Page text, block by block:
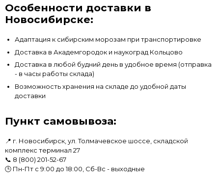
Особенности доставки в
Новосибирске:
Адаптация к сибирским морозам при транспортировке
Доставка в Академгородок и наукоград Кольцово
Доставка в любой будний день в удобное время (отправка
- в часы работы склада)
Возможность хранения на складе до удобной даты
доставки
Пункт самовывоза:
📍 г. Новосибирск, ул. Толмачевское шоссе, складской
комплекс терминал 27
📞 8 (800) 201-52-67
🕒 Пн-Пт с 9:00 до 18:00, Сб-Вс - выходные